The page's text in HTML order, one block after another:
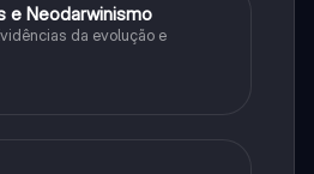
e Neodarwinismo
da evolução e